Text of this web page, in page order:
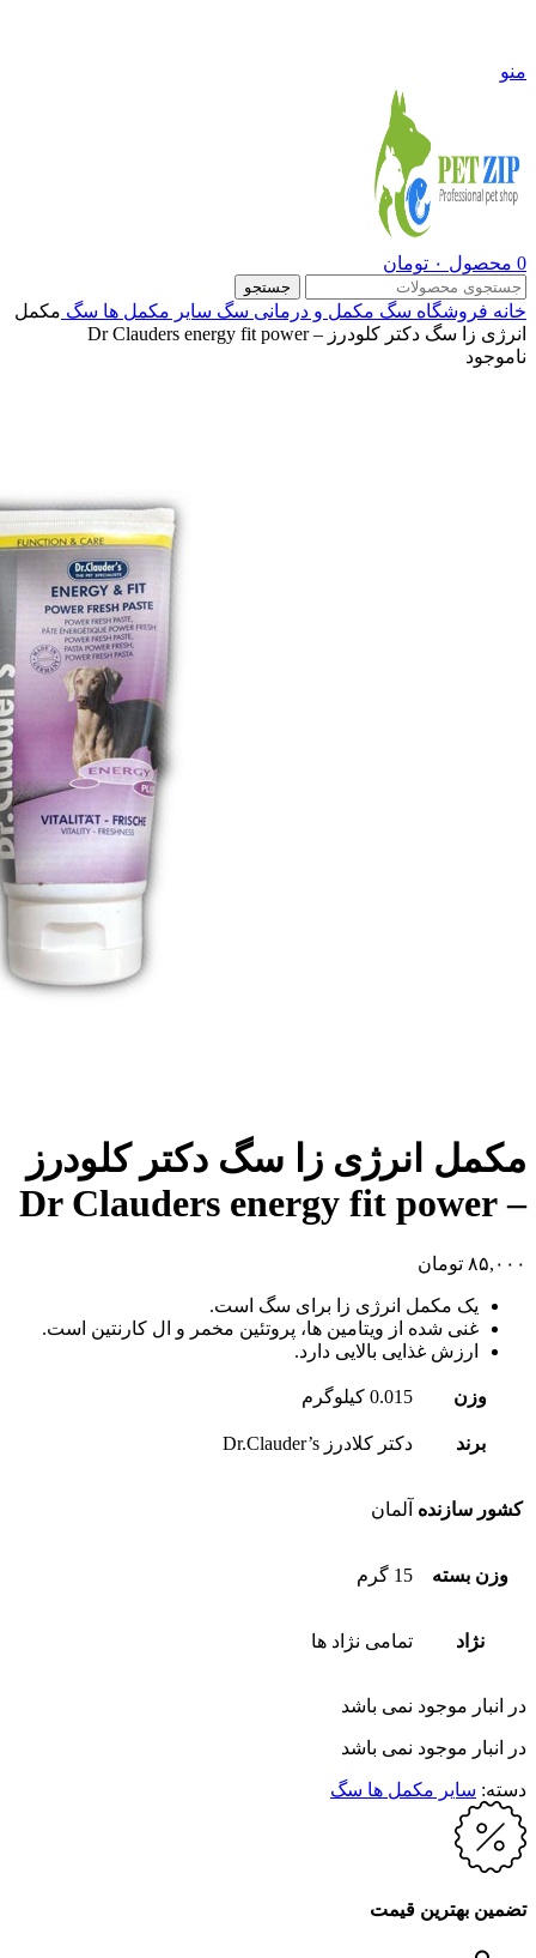
منو
0 محصول ۰ تومان
جستجو
خانه فروشگاه سگ مکمل و درمانی سگ سایر مکمل ها سگ مکمل
انرژی زا سگ دکتر کلودرز – Dr Clauders energy fit power
ناموجود
مکمل انرژی زا سگ دکتر کلودرز
– Dr Clauders energy fit power
۸۵,۰۰۰ تومان
یک مکمل انرژی زا برای سگ است.
غنی شده از ویتامین ها، پروتئین مخمر و ال کارنتین است.
ارزش غذایی بالایی دارد.
وزن 0.015 کیلوگرم
برند دکتر کلادرز Dr.Clauder’s
کشور سازنده آلمان
وزن بسته 15 گرم
نژاد تمامی نژاد ها
در انبار موجود نمی باشد
در انبار موجود نمی باشد
دسته: سایر مکمل ها سگ
تضمین بهترین قیمت